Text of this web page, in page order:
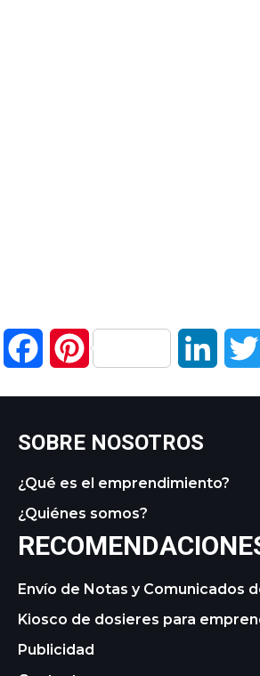
FacebookPinterest
SOBRE NOSOTROS
¿Qué es el emprendimiento?
¿Quiénes somos?
Envío de Notas y Comunicados
Kiosco de dosieres para
Publicidad